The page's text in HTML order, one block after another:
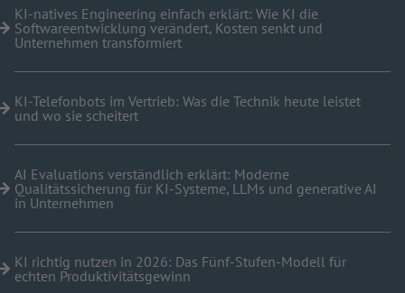
KI-natives Engineering einfach erklärt: Wie KI die
Softwareentwicklung verändert, Kosten senkt und
Unternehmen transformiert
KI-Telefonbots im Vertrieb: Was die Technik heute leistet
und wo sie scheitert
AI Evaluations verständlich erklärt: Moderne
Qualitätssicherung für KI-Systeme, LLMs und generative AI
in Unternehmen
KI richtig nutzen in 2026: Das Fünf-Stufen-Modell für
echten Produktivitätsgewinn